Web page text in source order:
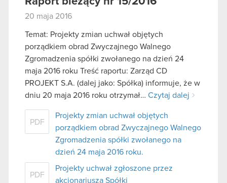
20 maja 2016
Temat: Projekty zmian uchwał objętych
porządkiem obrad Zwyczajnego Walnego
Zgromadzenia spółki zwołanego na dzień 24
maja 2016 roku Treść raportu: Zarząd CD
PROJEKT S.A. (dalej jako: Spółka) informuje, że w
dniu 20 maja 2016 roku otrzymał… Czytaj dalej
PDF
Projekty zmian uchwał objętych
porządkiem obrad Zwyczajnego Walnego
Zgromadzenia spółki zwołanego na
dzień 24 maja 2016 roku.
PDF
Projekty uchwał zgłoszone przez
akcjonariusza Spółki